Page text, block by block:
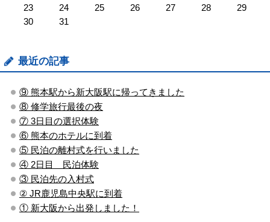
23
24 25 26 27 28
29
30
31
最近の記事
⑨ 熊本駅から新大阪駅に帰ってきました
⑧ 修学旅行最後の夜
⑦ 3日目の選択体験
⑥ 熊本のホテルに到着
⑤ 民泊の離村式を行いました
④ 2日目 民泊体験
③ 民泊先の入村式
② JR鹿児島中央駅に到着
① 新大阪から出発しました！